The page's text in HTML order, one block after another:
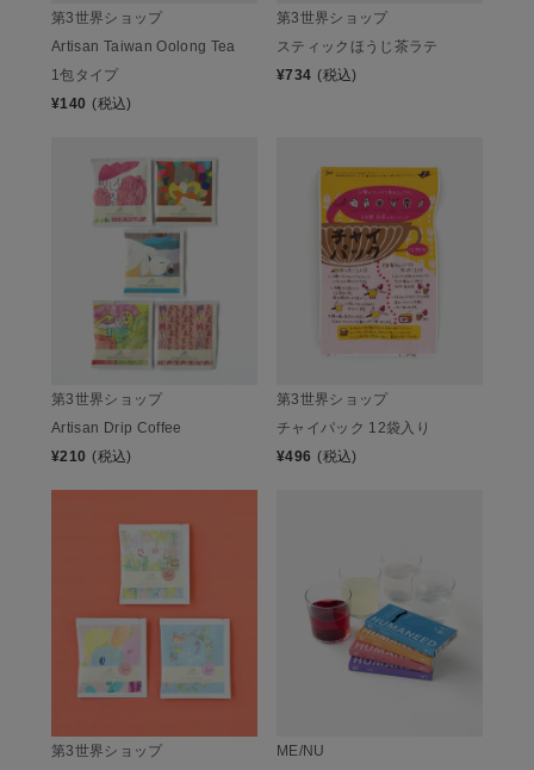
第3世界ショップ
Artisan Taiwan Oolong Tea
1包タイプ
¥140 (税込)
第3世界ショップ
スティックほうじ茶ラテ
¥734 (税込)
第3世界ショップ
Artisan Drip Coffee
¥210 (税込)
第3世界ショップ
チャイパック 12袋入り
¥496 (税込)
第3世界ショップ
ME/NU